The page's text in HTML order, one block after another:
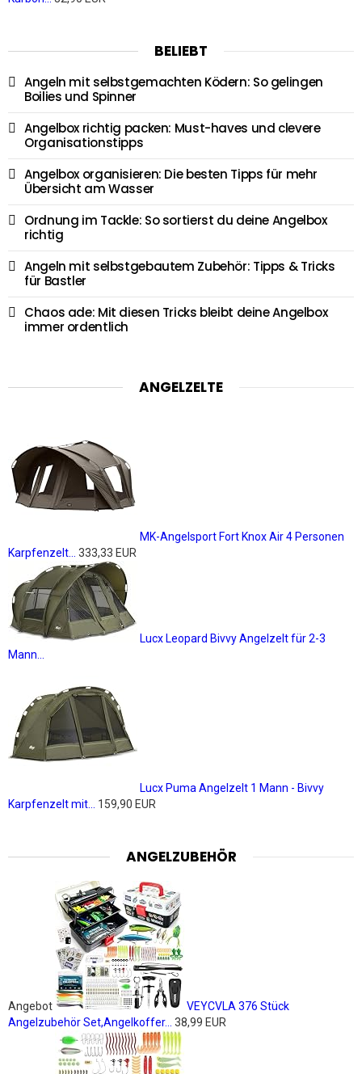
BELIEBT
Angeln mit selbstgemachten Ködern: So gelingen
Boilies und Spinner
Angelbox richtig packen: Must-haves und clevere
Organisationstipps
Angelbox organisieren: Die besten Tipps für mehr
Übersicht am Wasser
Ordnung im Tackle: So sortierst du deine Angelbox
richtig
Angeln mit selbstgebautem Zubehör: Tipps & Tricks
für Bastler
Chaos ade: Mit diesen Tricks bleibt deine Angelbox
immer ordentlich
ANGELZELTE
MK-Angelsport Fort Knox Air 4 Personen
Karpfenzelt...
333,33 EUR
Lucx Leopard Bivvy Angelzelt für 2-3
Mann...
Lucx Puma Angelzelt 1 Mann - Bivvy
Karpfenzelt mit...
159,90 EUR
ANGELZUBEHÖR
Angebot
VEYCVLA 376 Stück
Angelzubehör Set,Angelkoffer...
38,99 EUR